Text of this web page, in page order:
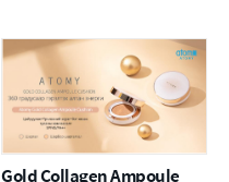
Gold Collagen Ampoule